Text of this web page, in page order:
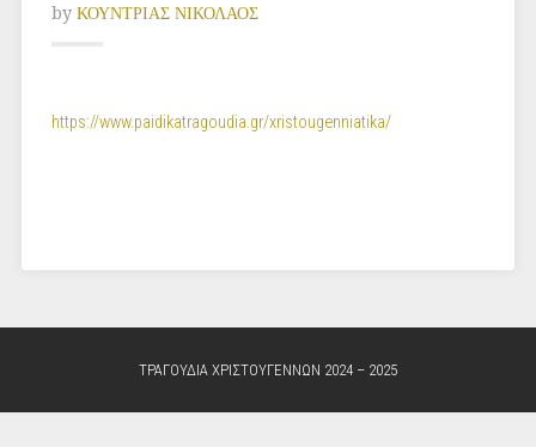
by ΚΟΥΝΤΡΙΑΣ ΝΙΚΟΛΑΟΣ
https://www.paidikatragoudia.gr/xristougenniatika/
ΤΡΑΓΟΥΔΙΑ ΧΡΙΣΤΟΥΓΕΝΝΩΝ 2024 – 2025